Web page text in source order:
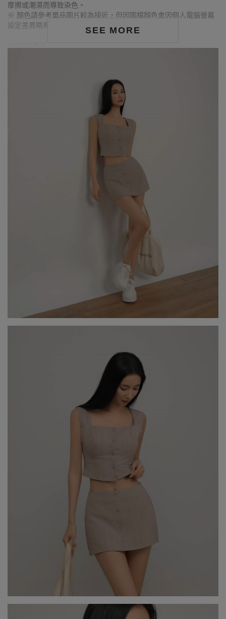
SEE MORE
摩擦或潮濕而導致染色。
※ 顏色請參考單品圖片較為接近，但因圖檔顏色會因個人電腦螢幕
設定差異略有不同，請以實際商品顏色為準。
腰圍Waist：64cm／臀圍hips：86cm